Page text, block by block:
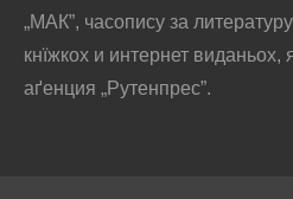
„МАК”, часопису за
кнїжкох и интернет виданьох,
аґенция „Рутенпрес”.